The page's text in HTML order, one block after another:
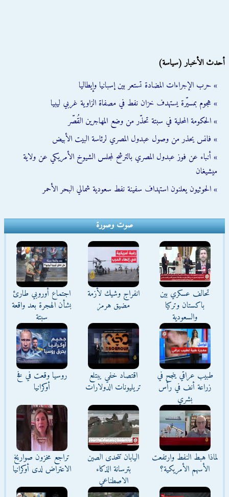
أحدث الأخبار (سياسة)
» حرب الإجراءات المضادة تستعر بين إسبانيا وإيطاليا
» هجوم بمسيّرة يستهدف خزان نفط في مصفاة الزاوية غربي ليبيا
» الحكومة المحلية في سبتة تحذّر من وضع المهاجرين القُصّر
» فانس يحذر من وصول عبدول المصري لرئاسة البيت الأبيض
» أنباء عن فوز عبدول المصري بالترشح لمجلس الشيوخ الأمريكي عن ولاية
ميشيغان
» الحوثيون يعلنون استهداف سفينة نفط سعودية شمالي البحر الأحمر
صوت وصورة
تحالف عسكري بين
باكستان وتركيا
والسعودية
انفراج وشيك لأزمة
مضيق هرمز
اجتماع أوروبي طارئ
بشأن الهجرة بعد واقعة
سبتة
طبيب عراقي ينجح في
زراعة أنف في رأس
بشري
اقتصاد خفي يبتلع
تريليونات الدولارات
روسيا وقعت في فخ
أوكرانيا
لماذا هبط النفط وارتفعت
الأسهم الأمريكية؟
اليابان تتحدى الصين
بترسانة الذكاء
الاصطناعي
تراجع مخزون صواريخ
الاعتراض لدى أوكرانيا